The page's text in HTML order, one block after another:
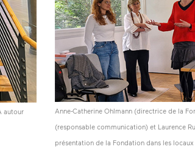
autour
Anne-Catherine Ohlmann (directrice de la
(responsable communication) et Laurence
présentation de la Fondation dans les locaux